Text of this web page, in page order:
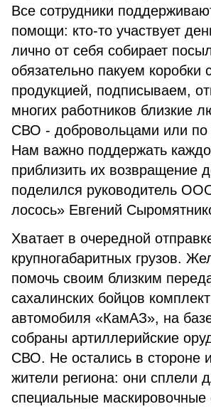
Все сотрудники
помощи: кто-то участвует
лично от себя собирает
обязательно пакуем коробки
продукцией, подписываем,
многих работников близкие
СВО - добровольцами или по
Нам важно поддержать
приблизить их возвращение
поделился руководитель
лосось» Евгений
Хватает в очередной
крупногабаритных грузов.
помочь своим близким
сахалинских бойцов
автомобиля «КамАЗ», на
собраны артиллерийские
СВО. Не остались в стороне
жители региона: они сплели
специальные маскировочные